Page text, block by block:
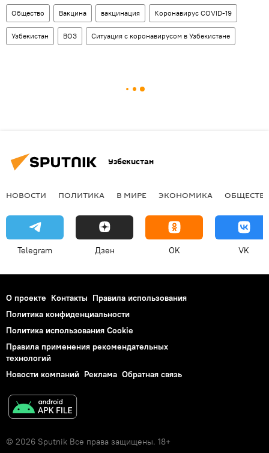
Общество Вакцина вакцинация Коронавирус COVID-19
Узбекистан ВОЗ Ситуация с коронавирусом в Узбекистане
Узбекистан
НОВОСТИ ПОЛИТИКА В МИРЕ ЭКОНОМИКА
Telegram Дзен OK VK
О проекте Контакты Правила использования
Политика конфиденциальности
Политика использования Cookie
Правила применения рекомендательных
технологий
Новости компаний Реклама Обратная связь
© 2026 Sputnik Все права защищены. 18+